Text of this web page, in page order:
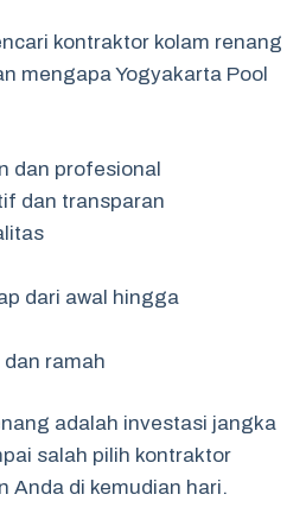
kontraktor kolam renang
mengapa Yogyakarta Pool
dan profesional
dan transparan
dari awal hingga
ramah
adalah investasi jangka
salah pilih kontraktor
Anda di kemudian hari.